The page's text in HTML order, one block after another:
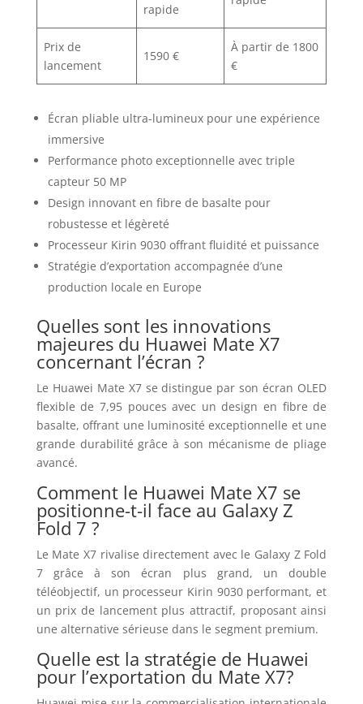
rapide
Prix de
lancement
1590 €
À partir de 1800
€
Écran pliable ultra-lumineux pour une expérience
immersive
Performance photo exceptionnelle avec triple
capteur 50 MP
Design innovant en fibre de basalte pour
robustesse et légèreté
Processeur Kirin 9030 offrant fluidité et puissance
Stratégie d’exportation accompagnée d’une
production locale en Europe
Quelles sont les innovations
majeures du Huawei Mate X7
concernant l’écran ?
Le Huawei Mate X7 se distingue par son écran OLED
flexible de 7,95 pouces avec un design en fibre de
basalte, offrant une luminosité exceptionnelle et une
grande durabilité grâce à son mécanisme de pliage
avancé.
Comment le Huawei Mate X7 se
positionne-t-il face au Galaxy Z
Fold 7 ?
Le Mate X7 rivalise directement avec le Galaxy Z Fold
7 grâce à son écran plus grand, un double
téléobjectif, un processeur Kirin 9030 performant, et
un prix de lancement plus attractif, proposant ainsi
une alternative sérieuse dans le segment premium.
Quelle est la stratégie de Huawei
pour l’exportation du Mate X7?